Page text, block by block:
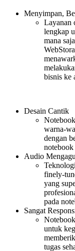
Menyimpan,
Layanan
lengkap
mana
bisnis ke
Desain Cantik
warna-
dengan
Audio
finely-
yang
pada
Sangat
untuk
tugas